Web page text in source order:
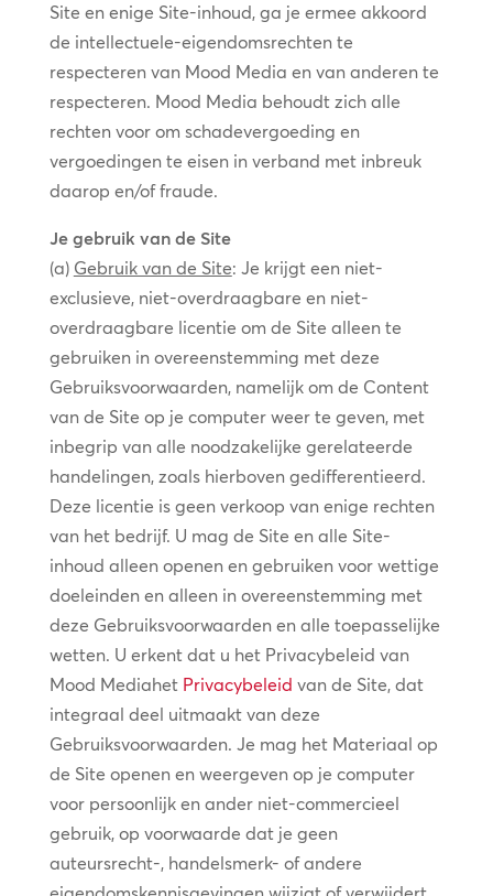
Site en enige Site-inhoud, ga je ermee akkoord
de intellectuele-eigendomsrechten te
respecteren van Mood Media en van anderen te
respecteren. Mood Media behoudt zich alle
rechten voor om schadevergoeding en
vergoedingen te eisen in verband met inbreuk
daarop en/of fraude.
Je gebruik van de Site
(a) Gebruik van de Site: Je krijgt een niet-
exclusieve, niet-overdraagbare en niet-
overdraagbare licentie om de Site alleen te
gebruiken in overeenstemming met deze
Gebruiksvoorwaarden, namelijk om de Content
van de Site op je computer weer te geven, met
inbegrip van alle noodzakelijke gerelateerde
handelingen, zoals hierboven gedifferentieerd.
Deze licentie is geen verkoop van enige rechten
van het bedrijf. U mag de Site en alle Site-
inhoud alleen openen en gebruiken voor wettige
doeleinden en alleen in overeenstemming met
deze Gebruiksvoorwaarden en alle toepasselijke
wetten. U erkent dat u het Privacybeleid van
Mood Mediahet Privacybeleid van de Site, dat
integraal deel uitmaakt van deze
Gebruiksvoorwaarden. Je mag het Materiaal op
de Site openen en weergeven op je computer
voor persoonlijk en ander niet-commercieel
gebruik, op voorwaarde dat je geen
auteursrecht-, handelsmerk- of andere